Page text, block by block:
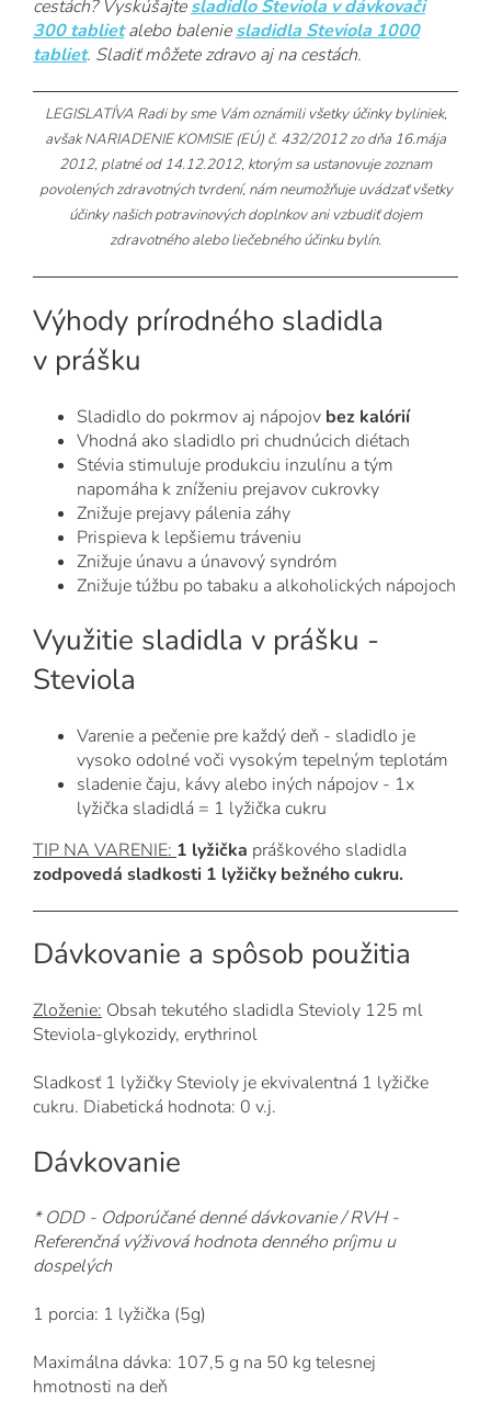
cestách? Vyskúšajtesladidlo Steviola v dávkovači
300 tablietalebo baleniesladidla Steviola 1000
tabliet. Sladiť môžete zdravo aj na cestách.
LEGISLATÍVA Radi by sme Vám oznámili všetky účinky byliniek,
avšakNARIADENIE KOMISIE (EÚ) č. 432/2012 zo dňa 16.mája
2012, platné od 14.12.2012, ktorým sa ustanovuje zoznam
povolených zdravotných tvrdení, nám neumožňuje uvádzať všetky
účinky našich potravinových doplnkov ani vzbudiť dojem
zdravotného alebo liečebného účinku bylín.
Výhody prírodného sladidla
v prášku
Sladidlo do pokrmov aj nápojov bez kalórií
Vhodná ako sladidlo pri chudnúcich diétach
Stévia stimuluje produkciu inzulínu a tým
napomáha k zníženiu prejavov cukrovky
Znižuje prejavy pálenia záhy
Prispieva k lepšiemu tráveniu
Znižuje únavu a únavový syndróm
Znižuje túžbu po tabaku a alkoholických nápojoch
Využitie sladidla v prášku -
Steviola
Varenie a pečenie pre každý deň - sladidlo je
vysoko odolné voči vysokým tepelným teplotám
sladenie čaju, kávy alebo iných nápojov - 1x
lyžička sladidlá = 1 lyžička cukru
TIP NA VARENIE: 1 lyžička práškového sladidla
zodpovedá sladkosti 1 lyžičky bežného cukru.
Dávkovanie a spôsob použitia
Zloženie: Obsah tekutého sladidla Stevioly 125 ml
Steviola-glykozidy, erythrinol
Sladkosť 1 lyžičky Stevioly je ekvivalentná 1 lyžičke
cukru. Diabetická hodnota: 0 v.j.
Dávkovanie
*ODD - Odporúčané denné dávkovanie / RVH -
Referenčná výživová hodnota denného príjmu u
dospelých
1 porcia: 1 lyžička (5g)
Maximálna dávka: 107,5 g na 50 kg telesnej
hmotnosti na deň